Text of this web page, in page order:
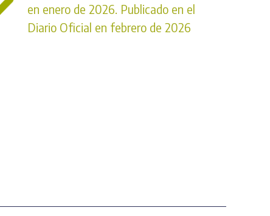
en enero de 2026. Publicado en el
Diario Oficial en febrero de 2026